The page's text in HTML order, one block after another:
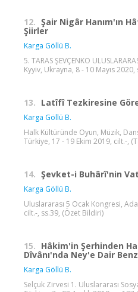
12. Şair Nigâr Hanım'ın
Şiirler
Karga Göllü B.
5. TARAS ŞEVÇENKO
Kyyiv, Ukrayna, 8 - 10 Mayıs
13. Latîfî Tezkiresine
Karga Göllü B.
Halk Kültüründe Oyun, Müzik,
Türkiye, 17 - 19 Ekim 2019, cilt.-,
14. Şevket-i Buhârî'nin
Karga Göllü B.
Uluslararası 5 Ocak Kongresi,
cilt.-, ss.39, (Özet Bildiri)
15. Hâkim'in Şerhinden
Dîvânı'nda Ney'e Dair
Karga Göllü B.
Selçuk Zirvesi 1. Uluslararası